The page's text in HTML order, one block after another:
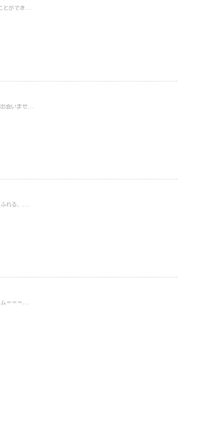
とができ...
会いませ...
れる、...
＝＝＝...